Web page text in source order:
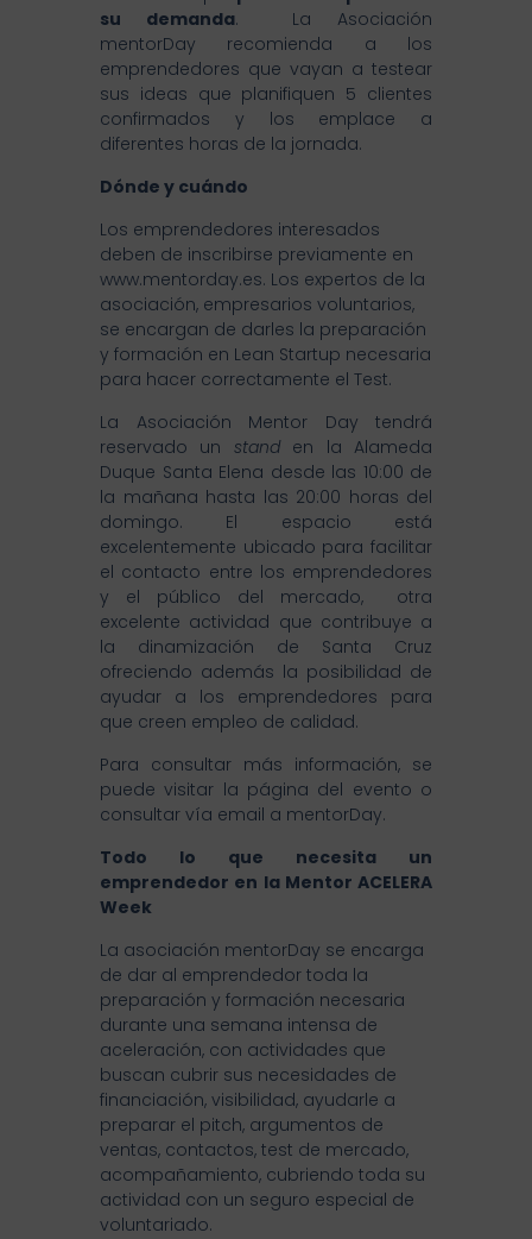
su demanda. La Asociación
mentorDay recomienda a los
emprendedores que vayan a testear
sus ideas que planifiquen 5 clientes
confirmados y los emplace a
diferentes horas de la jornada.
Dónde y cuándo
Los emprendedores interesados
deben de inscribirse previamente en
www.mentorday.es. Los expertos de la
asociación, empresarios voluntarios,
se encargan de darles la preparación
y formación en Lean Startup necesaria
para hacer correctamente el Test.
La Asociación Mentor Day tendrá
reservado un stand en la Alameda
Duque Santa Elena desde las 10:00 de
la mañana hasta las 20:00 horas del
domingo. El espacio está
excelentemente ubicado para facilitar
el contacto entre los emprendedores
y el público del mercado, otra
excelente actividad que contribuye a
la dinamización de Santa Cruz
ofreciendo además la posibilidad de
ayudar a los emprendedores para
que creen empleo de calidad.
Para consultar más información, se
puede visitar la página del evento o
consultar vía email a mentorDay.
Todo lo que necesita un
emprendedor en la Mentor ACELERA
Week
La asociación mentorDay se encarga
de dar al emprendedor toda la
preparación y formación necesaria
durante una semana intensa de
aceleración, con actividades que
buscan cubrir sus necesidades de
financiación, visibilidad, ayudarle a
preparar el pitch, argumentos de
ventas, contactos, test de mercado,
acompañamiento, cubriendo toda su
actividad con un seguro especial de
voluntariado.